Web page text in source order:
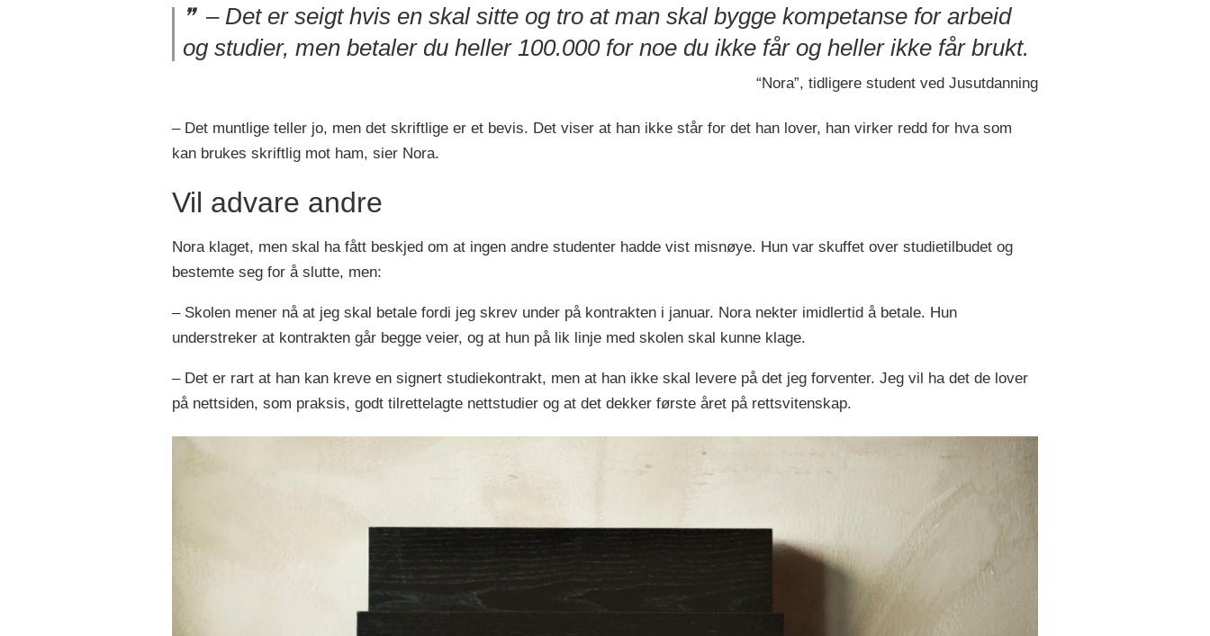
– Det er seigt hvis en skal sitte og tro at man skal bygge kompetanse for arbeid
og studier, men betaler du heller 100.000 for noe du ikke får og heller ikke får brukt.
“Nora”, tidligere student ved Jusutdanning
– Det muntlige teller jo, men det skriftlige er et bevis. Det viser at han ikke står for det han lover, han virker redd for hva som
kan brukes skriftlig mot ham, sier Nora.
Vil advare andre
Nora klaget, men skal ha fått beskjed om at ingen andre studenter hadde vist misnøye. Hun var skuffet over studietilbudet og
bestemte seg for å slutte, men:
– Skolen mener nå at jeg skal betale fordi jeg skrev under på kontrakten i januar. Nora nekter imidlertid å betale. Hun
understreker at kontrakten går begge veier, og at hun på lik linje med skolen skal kunne klage.
– Det er rart at han kan kreve en signert studiekontrakt, men at han ikke skal levere på det jeg forventer. Jeg vil ha det de lover
på nettsiden, som praksis, godt tilrettelagte nettstudier og at det dekker første året på rettsvitenskap.